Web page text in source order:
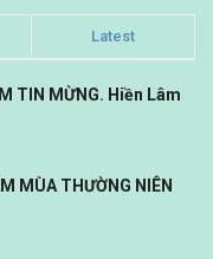
Latest
TIN MỪNG. Hiền Lâm
MÙA THƯỜNG NIÊN